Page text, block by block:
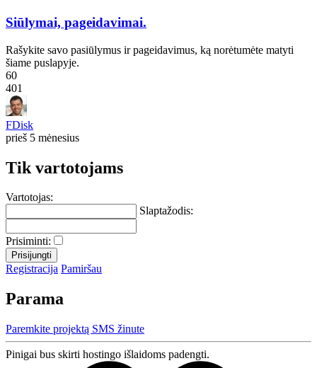
Siūlymai, pageidavimai.
Rašykite savo pasiūlymus ir pageidavimus, ką norėtumėte matyti
šiame puslapyje.
60
401
FDisk
prieš 5 mėnesius
Tik vartotojams
Vartotojas:
Slaptažodis:
Prisiminti:
Registracija Pamiršau
Parama
Paremkite projektą SMS žinute
Pinigai bus skirti hostingo išlaidoms padengti.